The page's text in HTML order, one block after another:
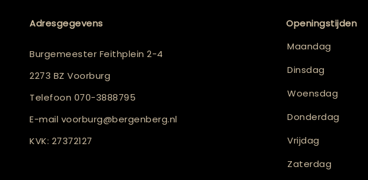
Adresgegevens
Burgemeester Feithplein 2-4
2273 BZ Voorburg
Telefoon 070-3888795
E-mail voorburg@bergenberg.nl
KVK: 27372127
Openingstijden
Maandag
Dinsdag
Woensdag
Donderdag
Vrijdag
Zaterdag